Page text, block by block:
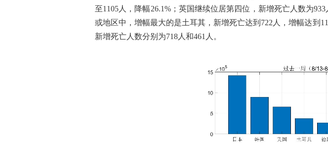
至1105人，降幅26.1%；英国继续位居第四位，新增死亡人数为
或地区中，增幅最大的是土耳其，新增死亡达到722人，增幅达到
新增死亡人数分别为718人和461人。